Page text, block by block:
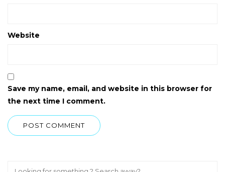
Website
Save my name, email, and website in this browser for
the next time I comment.